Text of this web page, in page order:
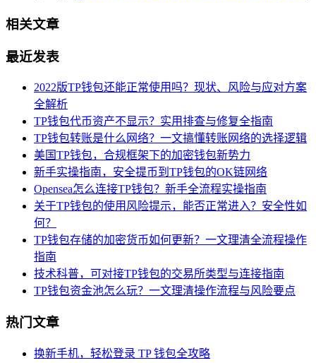
相关文章
最近发表
2022版TP钱包还能正常使用吗？现状、风险与应对方案
全解析
TP钱包代币资产不显示？实用排查与修复全指南
TP钱包转账是什么网络？一文搞懂转账网络的选择逻辑
美国TP钱包，合规框架下的加密钱包新势力
新手实操指南，安全提币到TP钱包的OK链网络
Opensea怎么连接TP钱包？新手全流程实操指南
关于TP钱包的使用风险提示，能否正常进入？安全性如
何？
TP钱包存储的加密货币如何更新？一文理清全流程操作
指南
技术科普，可对接TP钱包的交易所类型与连接指南
TP钱包资金池怎么玩？一文理清操作流程与风险要点
热门文章
换新手机，轻松登录 TP 钱包全攻略